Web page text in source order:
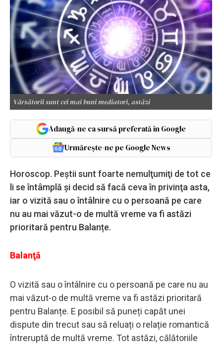
Vărsătorii sunt cei mai buni mediatori, astăzi
Adaugă-ne ca sursă preferată în Google
Urmărește-ne pe Google News
Horoscop. Peştii sunt foarte nemulţumiţi de tot ce
li se întâmplă şi decid să facă ceva în privinţa asta,
iar o vizită sau o întâlnire cu o persoană pe care
nu au mai văzut-o de multă vreme va fi astăzi
prioritară pentru Balanțe.
Balanţă
O vizită sau o întâlnire cu o persoană pe care nu au
mai văzut-o de multă vreme va fi astăzi prioritară
pentru Balanțe. E posibil să puneți capăt unei
dispute din trecut sau să reluați o relație romantică
întreruptă de multă vreme. Tot astăzi, călătoriile